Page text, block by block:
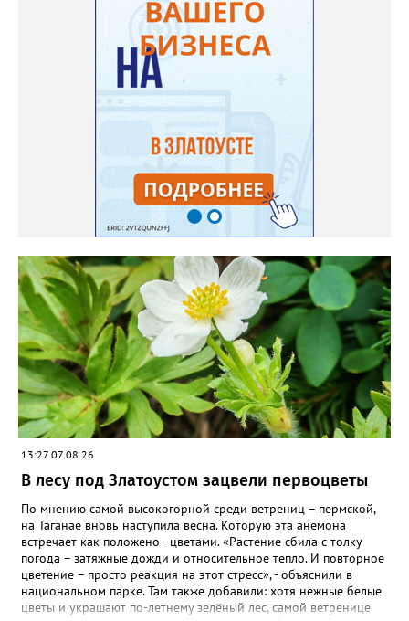
Только она хорошо зимует без укрытия. Всхожесть оказалась
на удивление хорошей: из пяти семян из каждой пачки четыре
взошли даже без стратификации. После покупки (по весне)
садовод советует сразу убрать семена в холодильник на два
месяца, а место посадки - мульчировать мелкой корой. Семена
самосевом в ней отлично прорастают. Если иногда срезать
сухие цветы и стряхивать семена вокруг куртины, лаванда
весной прорастет сама. Ещё один секрет – этот символ
Прованса не любит «вкусную» почву. Добавляйте в посадочную
яму гравий и песок – требуется хороший дренаж. В первый год
Екатерина рекомендует цветы убирать, чтобы силы куста
пошли на наращивание корневой системы. А со второго года
пусть лаванда цветёт во всю силу! Фото: Екатерина Бойко,
специально для «Златоуст.инфо». Обсуждение новости здесь
ВКОНТАКТЕ https://vk.com/newszlatoust74
13:27 07.08.26
В лесу под Златоустом зацвели первоцветы
По мнению самой высокогорной среди ветрениц – пермской,
на Таганае вновь наступила весна. Которую эта анемона
встречает как положено - цветами. «Растение сбила с толку
погода – затяжные дожди и относительное тепло. И повторное
цветение – просто реакция на этот стресс», - объяснили в
национальном парке. Там также добавили: хотя нежные белые
цветы и украшают по-летнему зелёный лес, самой ветренице